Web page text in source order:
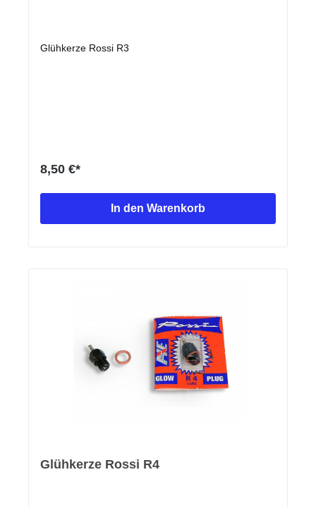
Glühkerze Rossi R3
8,50 €*
In den Warenkorb
Glühkerze Rossi R4